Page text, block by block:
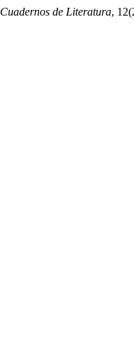
Cuadernos de Literatura,